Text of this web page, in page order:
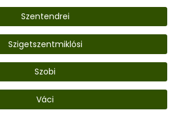
Szentendrei
Szigetszentmiklósi
Szobi
Váci